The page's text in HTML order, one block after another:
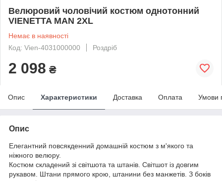
Велюровий чоловічий костюм однотонний
VIENETTA MAN 2XL
Немає в наявності
Код: Vien-4031000000
Роздріб
2 098 ₴
Опис Характеристики Доставка Оплата Умови
Опис
Елегантний повсякденний домашній костюм з м'якого та
ніжного велюру.
Костюм складений зі світшота та штанів. Світшот із довгим
рукавом. Штани прямого крою, штанини без манжетів. З боків